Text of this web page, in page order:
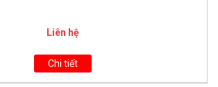
Liên hệ
Chi tiết